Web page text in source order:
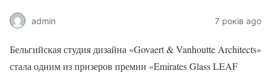
admin 7 років ago
Бельгийская студия дизайна «Govaert & Vanhoutte Architects»
стала одним из призеров премии «Emirates Glass LEAF